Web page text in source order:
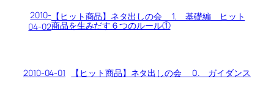
2010-
04-02
【ヒット商品】ネタ出しの会 1. 基礎編 ヒット
商品を生みだす６つのルール①
2010-04-01 【ヒット商品】ネタ出しの会 0. ガイダンス